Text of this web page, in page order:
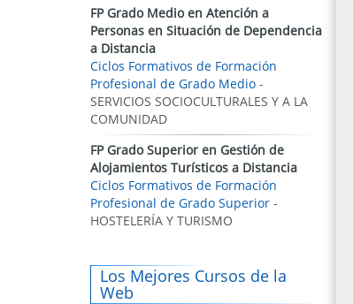
FP Grado Medio en Atención a
Personas en Situación de Dependencia
a Distancia
Ciclos Formativos de Formación
Profesional de Grado Medio -
SERVICIOS SOCIOCULTURALES Y A LA
COMUNIDAD
FP Grado Superior en Gestión de
Alojamientos Turísticos a Distancia
Ciclos Formativos de Formación
Profesional de Grado Superior -
HOSTELERÍA Y TURISMO
Los Mejores Cursos de la
Web